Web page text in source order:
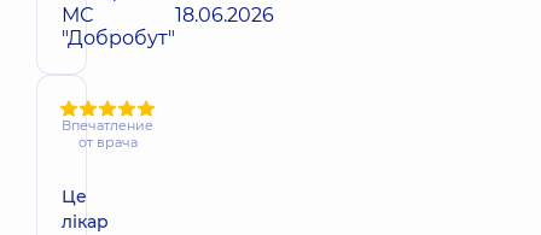
МС
"Добробут"
18.06.2026
Впечатление
от врача
Це
лікар